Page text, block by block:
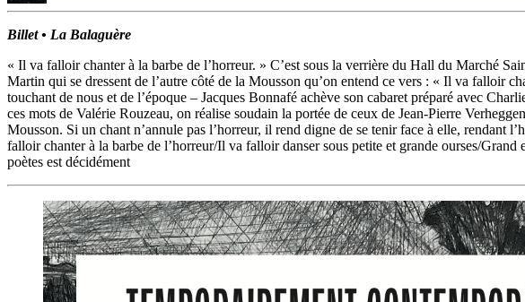
Billet • La Balaguère
« Il va falloir chanter à la barbe de l’horreur. » C’est sous la verrière du Hall du Marché
Martin qui se dressent de l’autre côté de la Mousson qu’on entend ce vers : « Il va falloir
touchant de nous et de l’époque – Jacques Bonnafé achève son cabaret préparé avec
ces mots de Valérie Rouzeau, on réalise soudain la portée de ceux de Jean-Pierre
Mousson. Si un chant n’annule pas l’horreur, il rend digne de se tenir face à elle, rendant
falloir chanter à la barbe de l’horreur/Il va falloir danser sous petite et grande ourses/
poètes est décidément